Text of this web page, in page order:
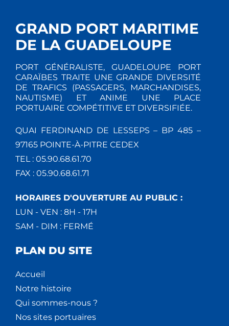
GRAND PORT MARITIME
DE LA GUADELOUPE
PORT GÉNÉRALISTE, GUADELOUPE PORT
CARAÏBES TRAITE UNE GRANDE DIVERSITÉ
DE TRAFICS (PASSAGERS, MARCHANDISES,
NAUTISME) ET ANIME UNE PLACE
PORTUAIRE COMPÉTITIVE ET DIVERSIFIÉE.
QUAI FERDINAND DE LESSEPS – BP 485 –
97165 POINTE-À-PITRE CEDEX
TEL : 05.90.68.61.70
FAX : 05.90.68.61.71
HORAIRES D'OUVERTURE AU PUBLIC :
LUN - VEN : 8H - 17H
SAM - DIM : FERMÉ
PLAN DU SITE
Accueil
Notre histoire
Qui sommes-nous ?
Nos sites portuaires